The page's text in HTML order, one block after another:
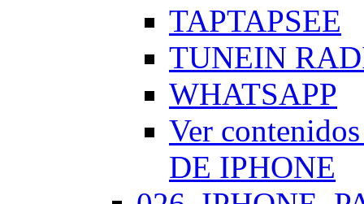
TAPTAPSEE
TUNEIN
WHATSAPP
Ver
DE IPHONE